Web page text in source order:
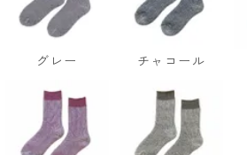
グレー チャコール